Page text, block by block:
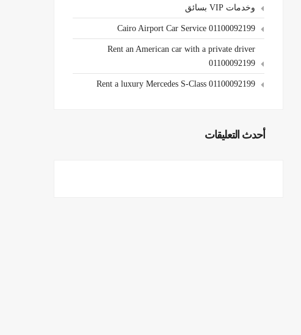
وخدمات VIP بسائق
Cairo Airport Car Service 01100092199
Rent an American car with a private driver
01100092199
Rent a luxury Mercedes S-Class 01100092199
أحدث التعليقات